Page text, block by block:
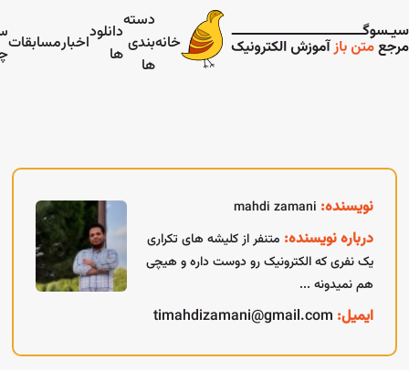
خانه
دسته
بندی
دانلود
ها
اخبارمسابقاتچین
نویسنده:mahdi zamani
درباره نویسنده:متنفر از کلیشه های تکراری
یک نفری که الکترونیک رو دوست داره و هیچی
هم نمیدونه ...
ایمیل:timahdizamani@gmail.com